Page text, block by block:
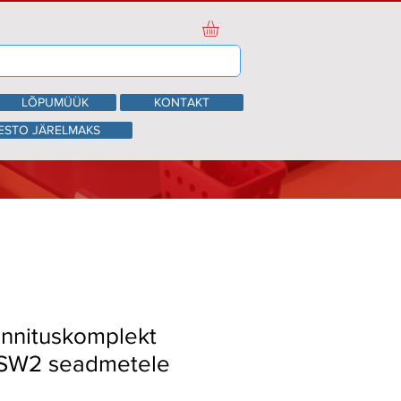
LÕPUMÜÜK
KONTAKT
JÄRELMAKS
seadmetele